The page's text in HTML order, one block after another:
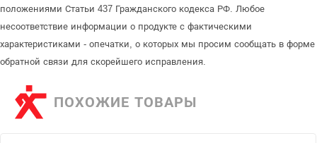
положениями Статьи 437 Гражданского кодекса РФ. Любое
несоответствие информации о продукте с фактическими
характеристиками - опечатки, о которых мы просим сообщать в форме
обратной связи для скорейшего исправления.
ПОХОЖИЕ ТОВАРЫ